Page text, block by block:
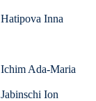
Hatipova Inna
Ichim Ada-Maria
Jabinschi Ion